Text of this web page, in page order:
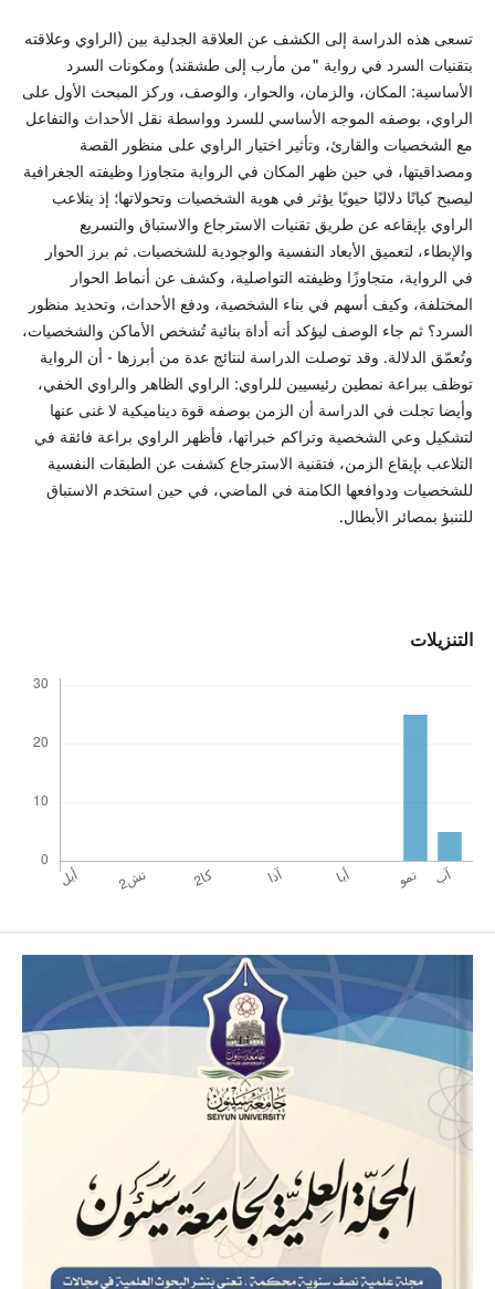
تسعى هذه الدراسة إلى الكشف عن العلاقة الجدلية بين (الراوي وعلاقته
بتقنيات السرد في رواية "من مأرب إلى طشقند) ومكونات السرد
الأساسية: المكان، والزمان، والحوار، والوصف، وركز المبحث الأول على
الراوي، بوصفه الموجه الأساسي للسرد وواسطة نقل الأحداث والتفاعل
مع الشخصيات والقارئ، وتأثير اختيار الراوي على منظور القصة
ومصداقيتها، في حين ظهر المكان في الرواية متجاوزا وظيفته الجغرافية
ليصبح كيانًا دلاليًا حيويًا يؤثر في هوية الشخصيات وتحولاتها؛ إذ يتلاعب
الراوي بإيقاعه عن طريق تقنيات الاسترجاع والاستباق والتسريع
والإبطاء، لتعميق الأبعاد النفسية والوجودية للشخصيات. ثم برز الحوار
في الرواية، متجاوزًا وظيفته التواصلية، وكشف عن أنماط الحوار
المختلفة، وكيف أسهم في بناء الشخصية، ودفع الأحداث، وتحديد منظور
السرد؟ ثم جاء الوصف ليؤكد أنه أداة بنائية تُشخص الأماكن والشخصيات،
وتُعمّق الدلالة. وقد توصلت الدراسة لنتائج عدة من أبرزها - أن الرواية
توظف ببراعة نمطين رئيسيين للراوي: الراوي الظاهر والراوي الخفي،
وأيضا تجلت في الدراسة أن الزمن بوصفه قوة ديناميكية لا غنى عنها
لتشكيل وعي الشخصية وتراكم خبراتها، فأظهر الراوي براعة فائقة في
التلاعب بإيقاع الزمن، فتقنية الاسترجاع كشفت عن الطبقات النفسية
للشخصيات ودوافعها الكامنة في الماضي، في حين استخدم الاستباق
للتنبؤ بمصائر الأبطال.
التنزيلات